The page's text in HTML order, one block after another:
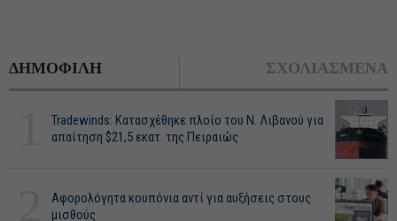
ΔΗΜΟΦΙΛΗ ΣΧΟΛΙΑΣΜΕΝΑ
Tradewinds: Κατασχέθηκε πλοίο του Ν. Λιβανού για
απαίτηση $21,5 εκατ. της Πειραιώς
Αφορολόγητα κουπόνια αντί για αυξήσεις στους
μισθούς